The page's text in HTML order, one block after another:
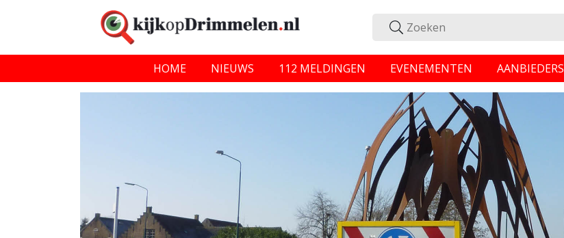
HOME NIEUWS 112 MELDINGEN EVENEMENTEN AANBIEDERS